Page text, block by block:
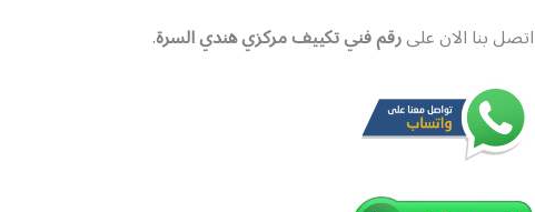
اتصل بنا الان علىرقم فني تكييف مركزي هندي السرة.